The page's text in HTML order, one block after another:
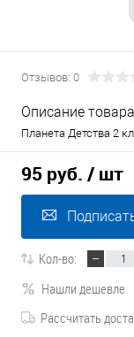
Отзывов: 0
Описание
Планета Детства 2
95 руб. / шт
Кол-во:
Нашли дешевле
Рассчитать